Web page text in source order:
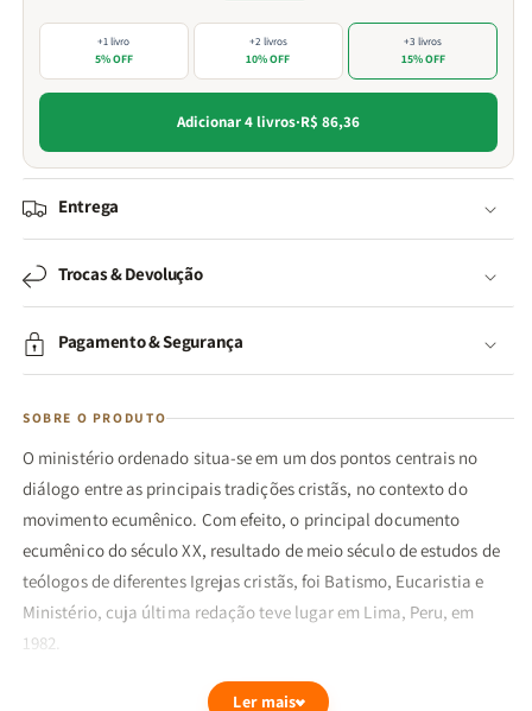
+1 livro
5% OFF
+2 livros
10% OFF
+3 livros
15% OFF
Adicionar 4 livros·R$ 86,36
Entrega
Trocas & Devolução
Pagamento & Segurança
SOBRE O PRODUTO
O ministério ordenado situa-se em um dos pontos centrais no
diálogo entre as principais tradições cristãs, no contexto do
movimento ecumênico. Com efeito, o principal documento
ecumênico do século XX, resultado de meio século de estudos de
teólogos de diferentes Igrejas cristãs, foi Batismo, Eucaristia e
Ministério, cuja última redação teve lugar em Lima, Peru, em
1982.
O reconhecimento do ministério ordenado está relacionado
Ler mais